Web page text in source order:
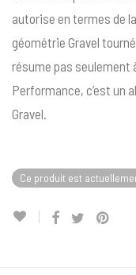
autorise en termes de
géométrie Gravel
résume pas seulement
Performance, c’est un
Gravel.
Ce produit est